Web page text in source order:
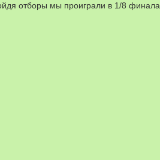
отборы мы проиграли в 1/8 финала,